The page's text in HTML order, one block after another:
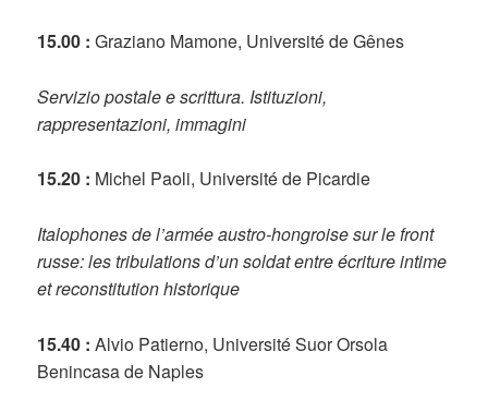
15.00 : Graziano Mamone, Université de Gênes
Servizio postale e scrittura. Istituzioni,
rappresentazioni, immagini
15.20 : Michel Paoli, Université de Picardie
Italophones de l’armée austro-hongroise sur le front
russe: les tribulations d’un soldat entre écriture intime
et reconstitution historique
15.40 : Alvio Patierno, Université Suor Orsola
Benincasa de Naples